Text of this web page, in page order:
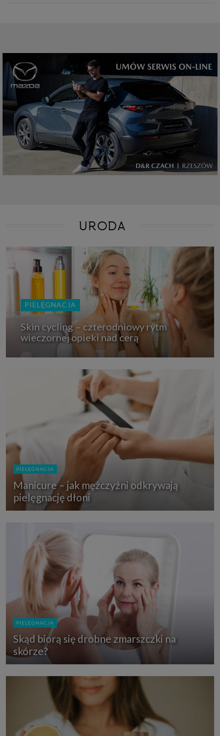
URODA
PIELĘGNACJA
Skin cycling – czterodniowy rytm
wieczornej opieki nad cerą
PIELĘGNACJA
Manicure – jak mężczyźni odkrywają
pielęgnację dłoni
PIELĘGNACJA
Skąd biorą się drobne zmarszczki na
skórze?